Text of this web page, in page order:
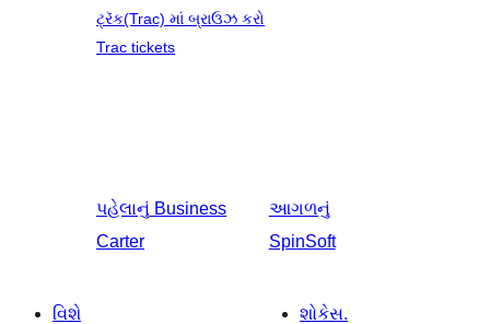
ટ્રૅક(Trac) માં બ્રાઉઝ કરો
Trac tickets
પહેલાનું Business
Carter
આગળનું
SpinSoft
વિશે
શોકેસ.